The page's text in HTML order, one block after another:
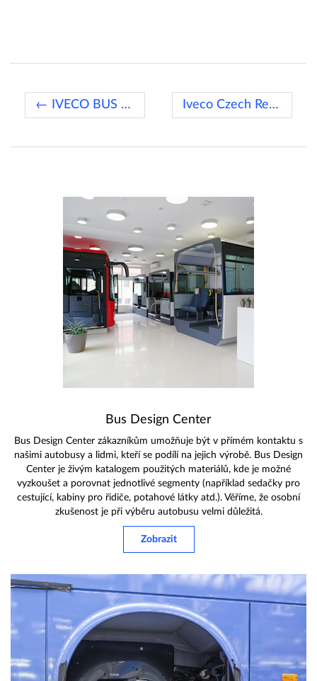
← IVECO BUS dosáhlo nového milníku Iveco Czech Republic, a. s. získalo ocenění →
Bus Design Center
Bus Design Center zákazníkům umožňuje být v přímém kontaktu s
našimi autobusy a lidmi, kteří se podílí na jejich výrobě. Bus Design
Center je živým katalogem použitých materiálů, kde je možné
vyzkoušet a porovnat jednotlivé segmenty (například sedačky pro
cestující, kabiny pro řidiče, potahové látky atd.). Věříme, že osobní
zkušenost je při výběru autobusu velmi důležitá.
Zobrazit